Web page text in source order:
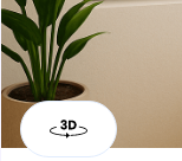
vantaux